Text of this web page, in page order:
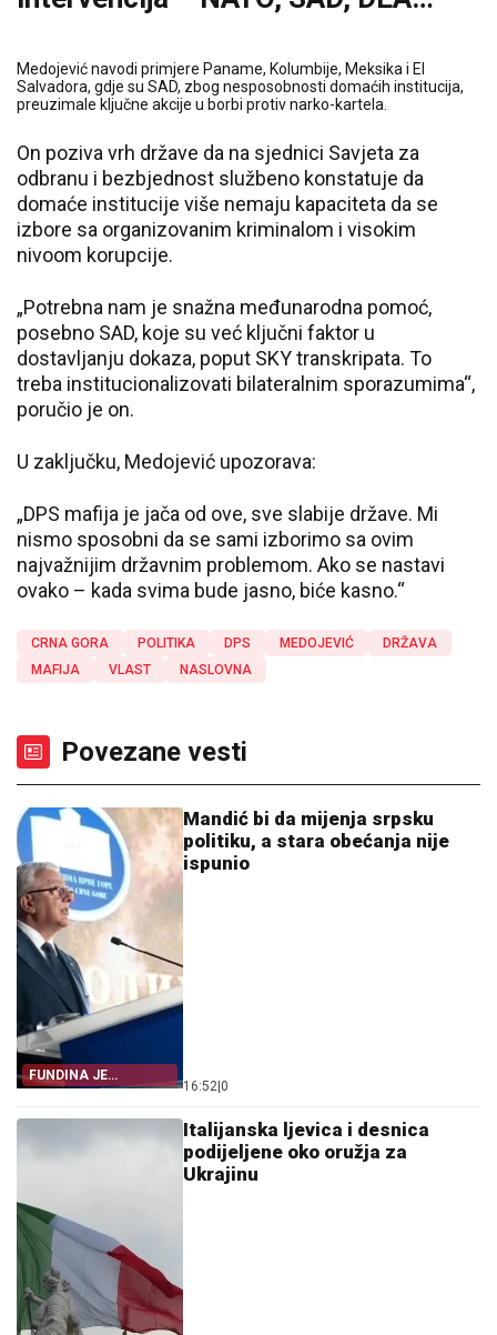
Medojević navodi primjere Paname, Kolumbije, Meksika i El
Salvadora, gdje su SAD, zbog nesposobnosti domaćih institucija,
preuzimale ključne akcije u borbi protiv narko-kartela.
On poziva vrh države da na sjednici Savjeta za
odbranu i bezbjednost službeno konstatuje da
domaće institucije više nemaju kapaciteta da se
izbore sa organizovanim kriminalom i visokim
nivoom korupcije.
„Potrebna nam je snažna međunarodna pomoć,
posebno SAD, koje su već ključni faktor u
dostavljanju dokaza, poput SKY transkripata. To
treba institucionalizovati bilateralnim sporazumima“,
poručio je on.
U zaključku, Medojević upozorava:
„DPS mafija je jača od ove, sve slabije države. Mi
nismo sposobni da se sami izborimo sa ovim
najvažnijim državnim problemom. Ako se nastavi
ovako – kada svima bude jasno, biće kasno.“
CRNA GORA POLITIKA DPS MEDOJEVIĆ
DRŽAVA
MAFIJA
VLAST NASLOVNA
Povezane vesti
FUNDINA JE
POKAZALA SVE
Mandić bi da mijenja srpsku
politiku, a stara obećanja nije
ispunio
16:52 0
Italijanska ljevica i desnica
podijeljene oko oružja za
Ukrajinu